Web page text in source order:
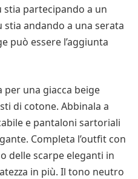
stia partecipando a un
andando a una serata
può essere l’aggiunta
una giacca beige
di cotone. Abbinala a
e pantaloni sartoriali
Completa l’outfit con
delle scarpe eleganti in
in più. Il tono neutro